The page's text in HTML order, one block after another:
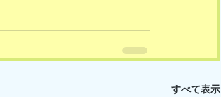
すべて表示